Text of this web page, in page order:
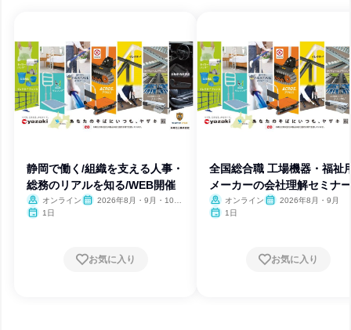
静岡で働く/組織を支える人事・
総務のリアルを知る/WEB開催
オンライン
2026年8月・9月・10
1日
お気に入り
全国総合職 工場機器・福祉
メーカーの会社理解セミナー
オンライン
2026年8月・9月
1日
お気に入り